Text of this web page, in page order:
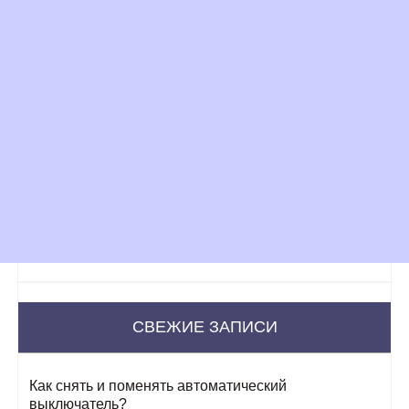
СВЕЖИЕ ЗАПИСИ
Как снять и поменять автоматический
выключатель?